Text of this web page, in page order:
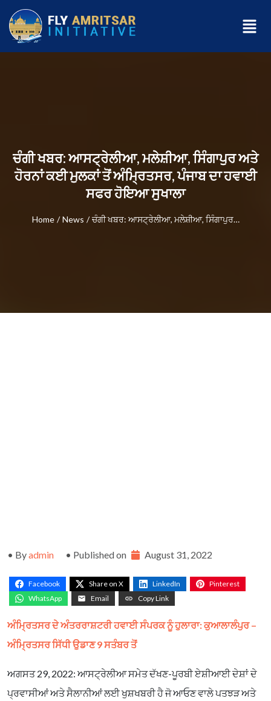
ਚੰਗੀ ਖਬਰ: ਆਸਟ੍ਰੇਲੀਆ, ਮਲੇਸ਼ੀਆ, ਸਿੰਗਾਪੁਰ ਅਤੇ
ਹੋਰਨਾਂ ਕਈ ਮੁਲਕਾਂ ਤੋਂ ਅੰਮ੍ਰਿਤਸਰ, ਪੰਜਾਬ ਦਾ ਹਵਾਈ
ਸਫਰ ਹੋਇਆ ਸੁਖਾਲਾ
Home / News / ਚੰਗੀ ਖਬਰ: ਆਸਟ੍ਰੇਲੀਆ, ਮਲੇਸ਼ੀਆ, ਸਿੰਗਾਪੁਰ…
• Byadmin • Published on August 31, 2022
Facebook Share on X LinkedIn
Pinterest
WhatsApp
Email Copy Link
ਅੰਮ੍ਰਿਤਸਰਦੇਅੰਤਰਰਾਸ਼ਟਰੀਹਵਾਈਸੰਪਰਕਨੂੰਹੁਲਾਰਾ:ਕੁਆਲਾਲੰਪੁਰ–
ਅੰਮ੍ਰਿਤਸਰਸਿੱਧੀਉਡਾਣ9ਸਤੰਬਰਤੋਂ
ਅਗਸਤ 29, 2022: ਆਸਟ੍ਰੇਲੀਆ ਸਮੇਤ ਦੱਖਣ-ਪੂਰਬੀ ਏਸ਼ੀਆਈ ਦੇਸ਼ਾਂ ਦੇ
ਪ੍ਰਵਾਸੀਆਂ ਅਤੇ ਸੈਲਾਨੀਆਂ ਲਈ ਖੁਸ਼ਖਬਰੀ ਹੈ ਜੋ ਆਓਣ ਵਾਲੇ ਪਤਝੜ ਅਤੇ